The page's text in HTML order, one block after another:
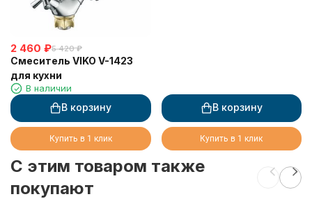
2 460 ₽5 420 ₽
Смеситель VIKO V-1423
для кухни
В наличии
В корзину
Купить в 1 клик
В корзину
Купить в 1 клик
C этим товаром также
покупают